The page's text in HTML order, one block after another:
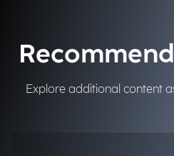
Explore additional content